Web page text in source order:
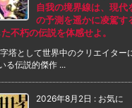
自我の境界線は、現代
の予測を遥かに凌駕す
不朽の伝説を体感せよ。
塔として世界中のクリエイター
る伝説的傑作 ...
2026年8月2日 : お気に